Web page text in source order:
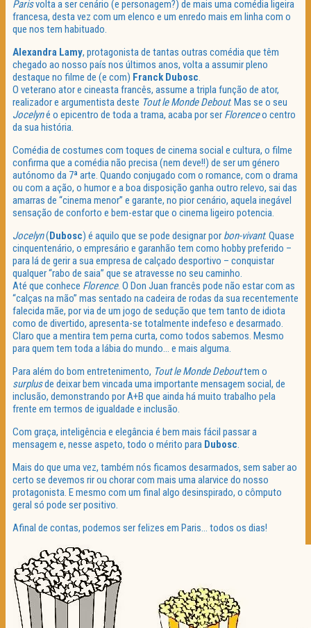
Parisvolta a ser cenário (e personagem?) de mais uma comédia ligeira
francesa, desta vez com um elenco e um enredo mais em linha com o
que nos tem habituado.
Alexandra Lamy, protagonista de tantas outras comédia que têm
chegado ao nosso país nos últimos anos, volta a assumir pleno
destaque no filme de (e com) Franck Dubosc.
O veterano ator e cineasta francês, assume a tripla função de ator,
realizador e argumentista deste Tout le Monde Debout. Mas se o seu
Jocelyné o epicentro de toda a trama, acaba por ser Florenceo centro
da sua história.
Comédia de costumes com toques de cinema social e cultura, o filme
confirma que a comédia não precisa (nem deve!!) de ser um género
autónomo da 7ª arte. Quando conjugado com o romance, com o drama
ou com a ação, o humor e a boa disposição ganha outro relevo, sai das
amarras de “cinema menor” e garante, no pior cenário, aquela inegável
sensação de conforto e bem-estar que o cinema ligeiro potencia.
Jocelyn(Dubosc) é aquilo que se pode designar por bon-vivant. Quase
cinquentenário, o empresário e garanhão tem como hobby preferido –
para lá de gerir a sua empresa de calçado desportivo – conquistar
qualquer “rabo de saia” que se atravesse no seu caminho.
Até que conhece Florence. O Don Juan francês pode não estar com as
“calças na mão” mas sentado na cadeira de rodas da sua recentemente
falecida mãe, por via de um jogo de sedução que tem tanto de idiota
como de divertido, apresenta-se totalmente indefeso e desarmado.
Claro que a mentira tem perna curta, como todos sabemos. Mesmo
para quem tem toda a lábia do mundo… e mais alguma.
Para além do bom entretenimento, Tout le Monde Debouttem o
surplusde deixar bem vincada uma importante mensagem social, de
inclusão, demonstrando por A+B que ainda há muito trabalho pela
frente em termos de igualdade e inclusão.
Com graça, inteligência e elegância é bem mais fácil passar a
mensagem e, nesse aspeto, todo o mérito para Dubosc.
Mais do que uma vez, também nós ficamos desarmados, sem saber ao
certo se devemos rir ou chorar com mais uma alarvice do nosso
protagonista. E mesmo com um final algo desinspirado, o cômputo
geral só pode ser positivo.
Afinal de contas, podemos ser felizes em Paris… todos os dias!